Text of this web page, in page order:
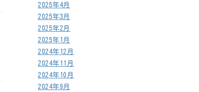
2025年4月
2025年3月
2025年2月
2025年1月
2024年12月
2024年11月
2024年10月
2024年9月